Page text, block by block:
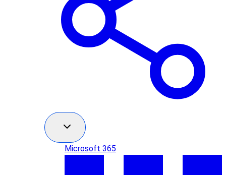
Microsoft 365